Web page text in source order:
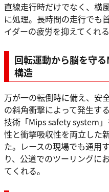
直線走行時だけでなく、横
に処理。長時間の走行でも
イダーの疲労を抑えてくれる
回転運動から脳を守
構造
万が一の転倒時に備え、安
の斜角衝撃によって発生す
技術「Mips safety system
性と衝撃吸収性を両立した
た。レースの現場でも通用
り、公道でのツーリングに
てくれる。